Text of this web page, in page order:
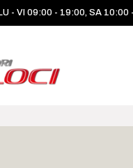
- VI 09:00 - 19:00, SA 10:00